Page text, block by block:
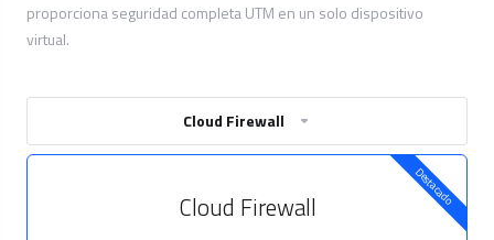
proporciona seguridad completa UTM en un solo dispositivo
virtual.
Cloud Firewall
Destacado
Cloud Firewall